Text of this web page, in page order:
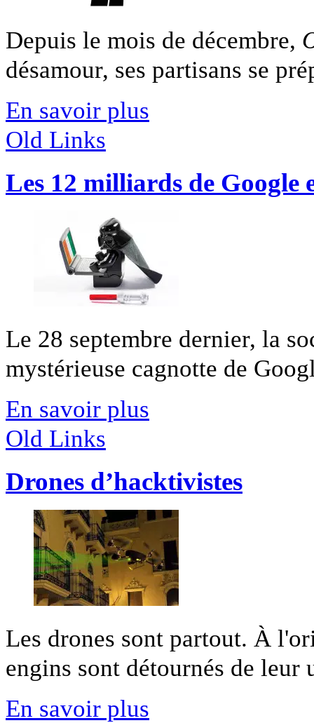
Depuis le mois de décembre,
désamour, ses partisans se
En savoir plus
Old Links
Les 12 milliards de Google
Le 28 septembre dernier, la
mystérieuse cagnotte de
En savoir plus
Old Links
Drones d’hacktivistes
Les drones sont partout. À
engins sont détournés de leur
En savoir plus